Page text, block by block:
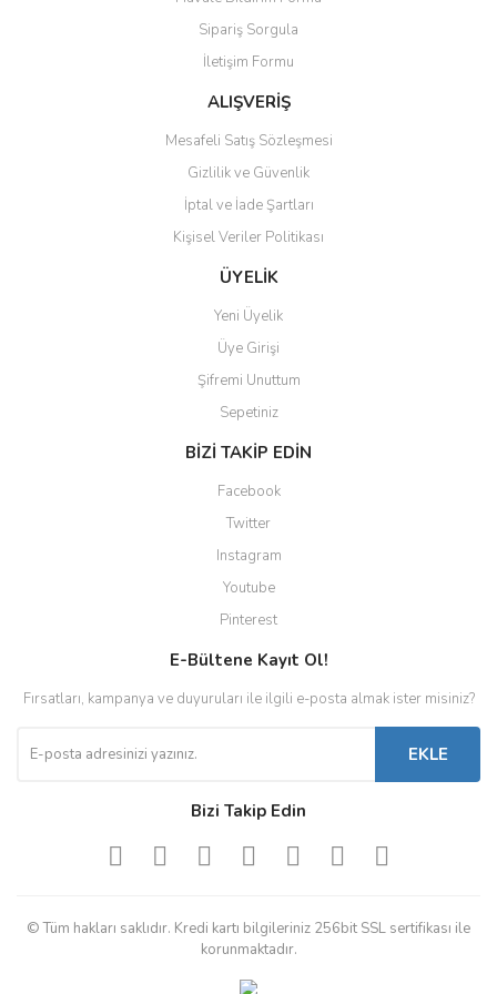
Ürün bilgilerinde hatalar bulunuyor.
Ürün fiyatı diğer sitelerden daha pahalı.
Bu ürüne benzer farklı alternatifler olmalı.
Gönder
Sipariş Sorgula
İletişim Formu
ALIŞVERİŞ
Mesafeli Satış Sözleşmesi
Gizlilik ve Güvenlik
İptal ve İade Şartları
Kişisel Veriler Politikası
ÜYELİK
Yeni Üyelik
Üye Girişi
Şifremi Unuttum
Sepetiniz
BİZİ TAKİP EDİN
Facebook
Twitter
Instagram
Youtube
Pinterest
E-Bültene Kayıt Ol!
Fırsatları, kampanya ve duyuruları ile ilgili e-posta almak ister misiniz?
EKLE
Bizi Takip Edin
© Tüm hakları saklıdır. Kredi kartı bilgileriniz 256bit SSL sertifikası ile
korunmaktadır.